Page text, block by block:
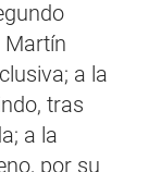
Martín
a la
tras
a la
por su